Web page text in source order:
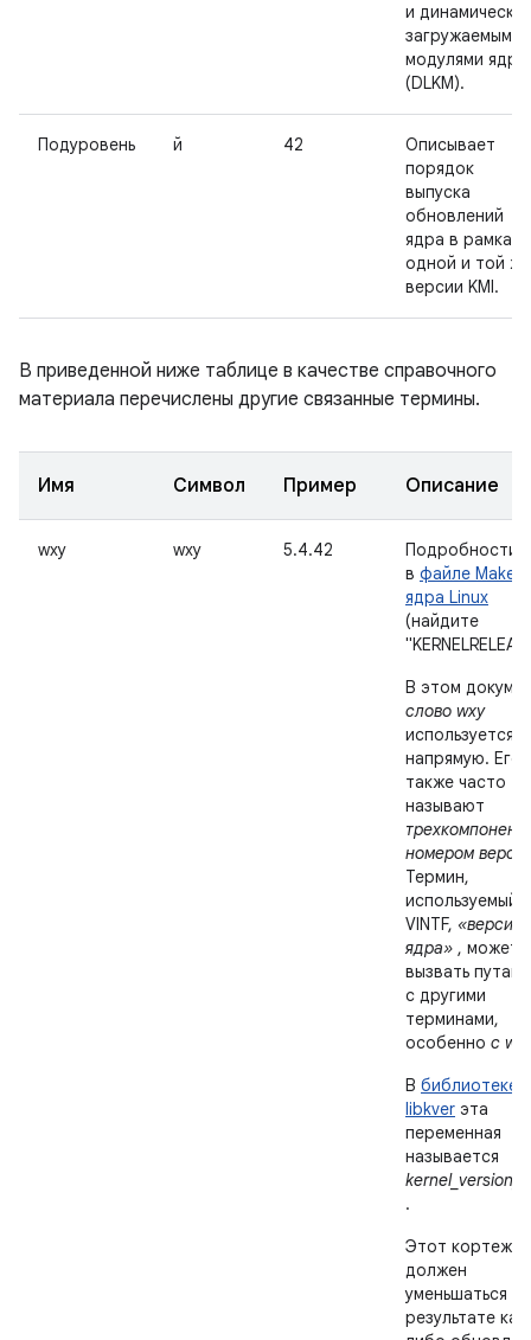
и динамически
загружаемыми
модулями ядра
(DLKM).
Подуровень й 42
Описывает
порядок
выпуска
обновлений
ядра в рамках
одной и той же
версии KMI.
В приведенной ниже таблице в качестве справочного
материала перечислены другие связанные термины.
Имя Символ Пример Описание
wxy wxy 5.4.42
Подробности
в файле
ядра Linux
(найдите
В этом
слово wxy
используется
напрямую. Его
также часто
называют
номером
Термин,
используемый в
VINTF, «версия
ядра» , может
вызвать
с другими
терминами,
особенно с w
В библиотеке
libkver эта
переменная
называется
.
Этот кортеж
должен
уменьшаться в
результате